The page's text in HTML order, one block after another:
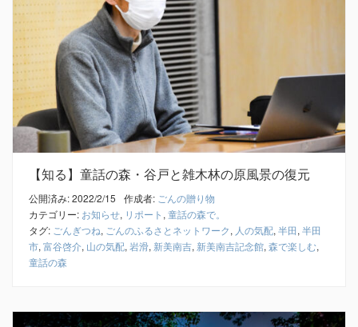
【知る】童話の森・谷戸と雑木林の原風景の復元
公開済み: 2022/2/15 作成者: ごんの贈り物
カテゴリー: お知らせ, リポート , 童話の森で。
タグ: ごんぎつね, ごんのふるさとネットワーク, 人の気配, 半田, 半田
市, 富谷啓介, 山の気配, 岩滑, 新美南吉, 新美南吉記念館, 森で楽しむ,
童話の森